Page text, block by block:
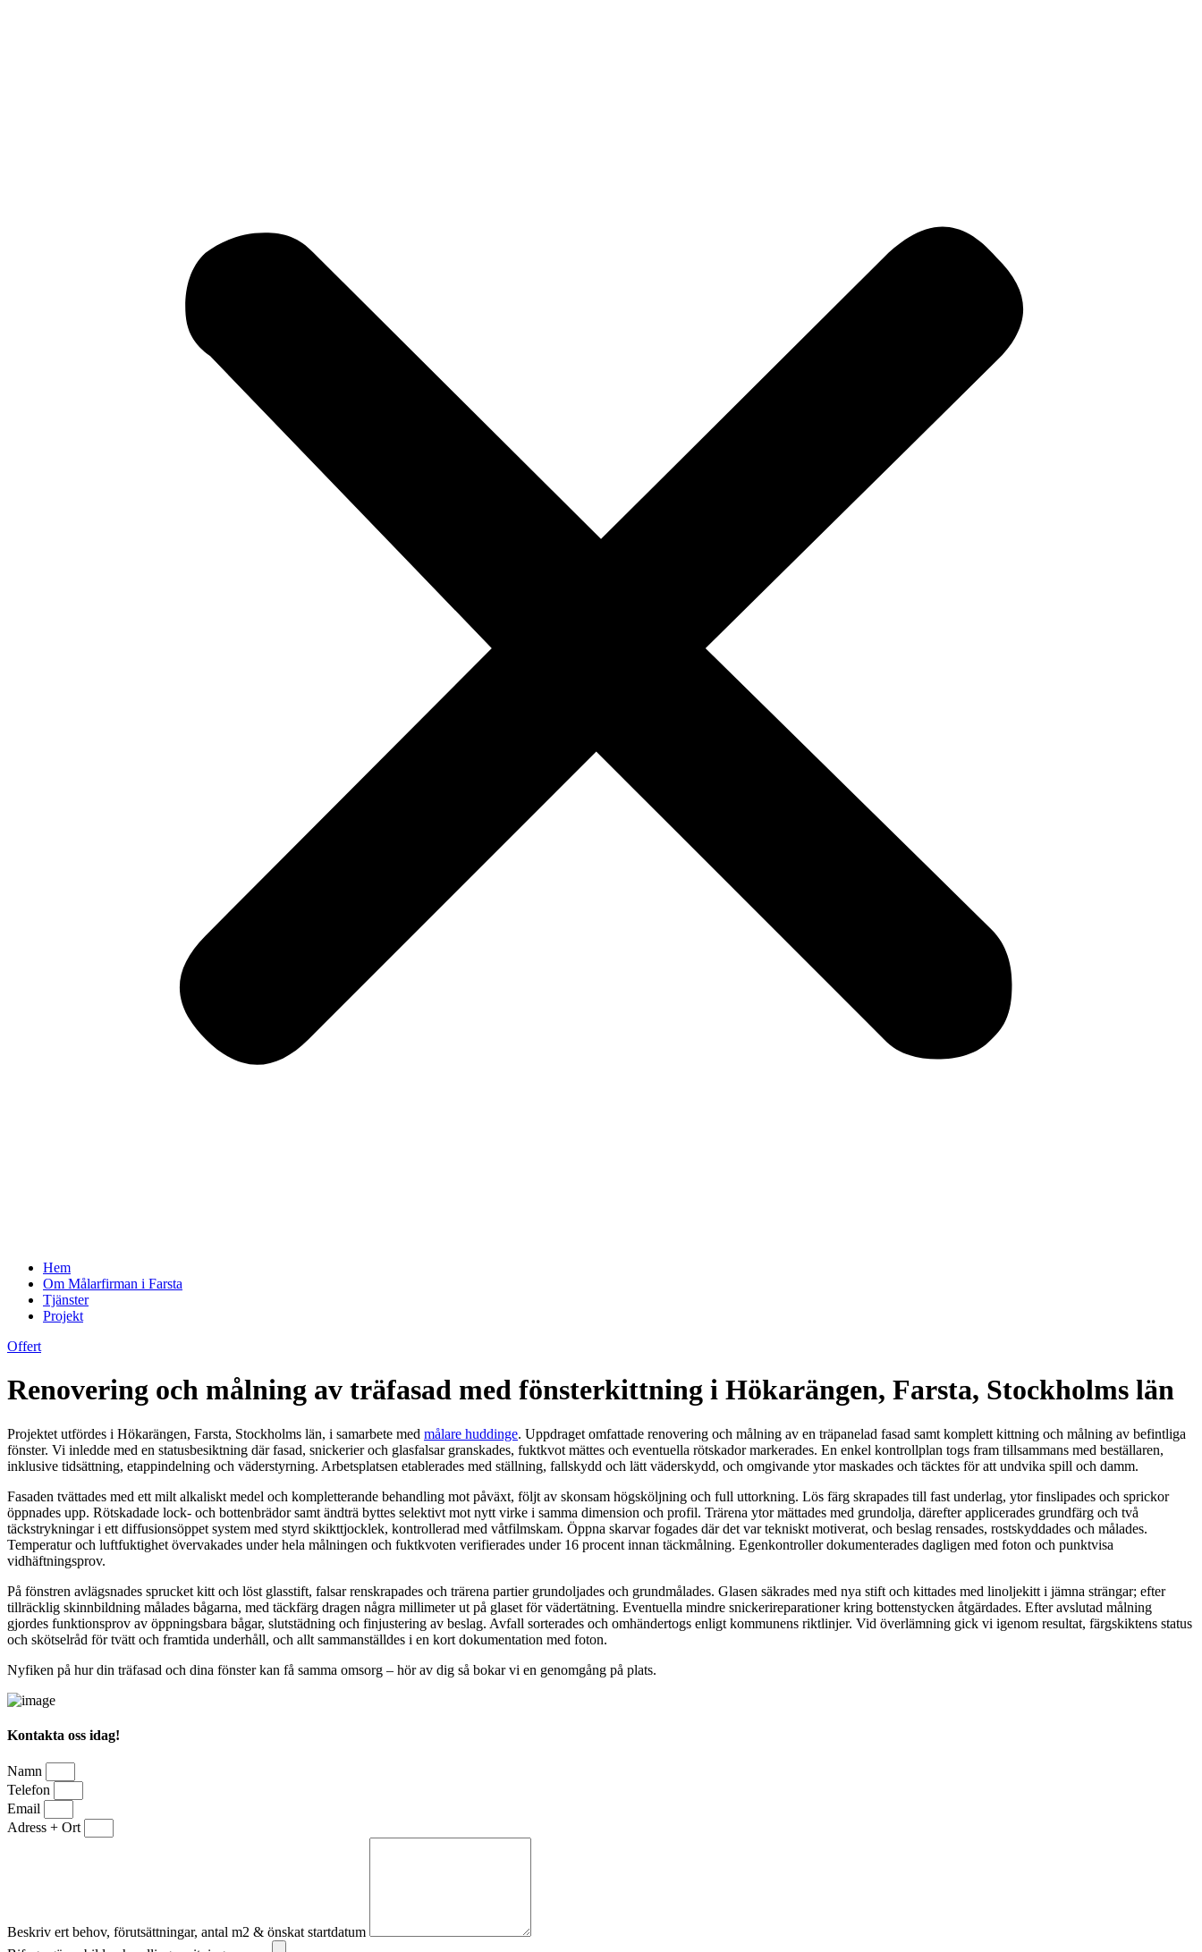
Hem
Om Målarfirman i Farsta
Tjänster
Projekt
Offert
Renovering och målning av träfasad med fönsterkittning i Hökarängen, Farsta, Stockholms län
Projektet utfördes i Hökarängen, Farsta, Stockholms län, i samarbete med målare huddinge. Uppdraget omfattade renovering och målning av en träpanelad fasad samt komplett kittning och målning av befintliga
fönster. Vi inledde med en statusbesiktning där fasad, snickerier och glasfalsar granskades, fuktkvot mättes och eventuella rötskador markerades. En enkel kontrollplan togs fram tillsammans med beställaren,
inklusive tidsättning, etappindelning och väderstyrning. Arbetsplatsen etablerades med ställning, fallskydd och lätt väderskydd, och omgivande ytor maskades och täcktes för att undvika spill och damm.
Fasaden tvättades med ett milt alkaliskt medel och kompletterande behandling mot påväxt, följt av skonsam högsköljning och full uttorkning. Lös färg skrapades till fast underlag, ytor finslipades och sprickor
öppnades upp. Rötskadade lock- och bottenbrädor samt ändträ byttes selektivt mot nytt virke i samma dimension och profil. Trärena ytor mättades med grundolja, därefter applicerades grundfärg och två
täckstrykningar i ett diffusionsöppet system med styrd skikttjocklek, kontrollerad med våtfilmskam. Öppna skarvar fogades där det var tekniskt motiverat, och beslag rensades, rostskyddades och målades.
Temperatur och luftfuktighet övervakades under hela målningen och fuktkvoten verifierades under 16 procent innan täckmålning. Egenkontroller dokumenterades dagligen med foton och punktvisa
vidhäftningsprov.
På fönstren avlägsnades sprucket kitt och löst glasstift, falsar renskrapades och trärena partier grundoljades och grundmålades. Glasen säkrades med nya stift och kittades med linoljekitt i jämna strängar; efter
tillräcklig skinnbildning målades bågarna, med täckfärg dragen några millimeter ut på glaset för vädertätning. Eventuella mindre snickerireparationer kring bottenstycken åtgärdades. Efter avslutad målning
gjordes funktionsprov av öppningsbara bågar, slutstädning och finjustering av beslag. Avfall sorterades och omhändertogs enligt kommunens riktlinjer. Vid överlämning gick vi igenom resultat, färgskiktens status
och skötselråd för tvätt och framtida underhåll, och allt sammanställdes i en kort dokumentation med foton.
Nyfiken på hur din träfasad och dina fönster kan få samma omsorg – hör av dig så bokar vi en genomgång på plats.
Kontakta oss idag!
Namn
Telefon
Email
Adress + Ort
Beskriv ert behov, förutsättningar, antal m2 & önskat startdatum